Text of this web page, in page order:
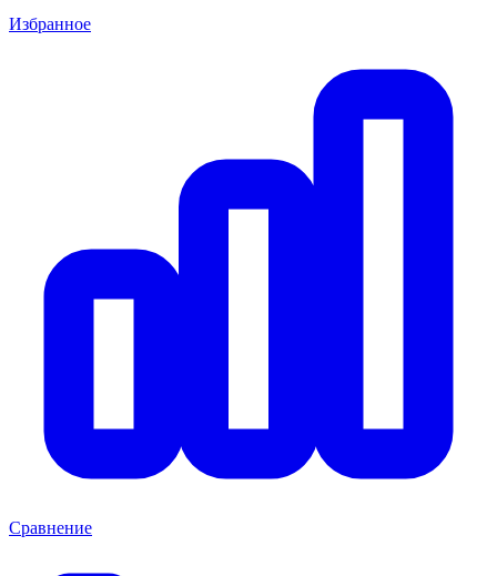
Избранное
Сравнение